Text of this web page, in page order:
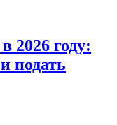
2026 году:
подать